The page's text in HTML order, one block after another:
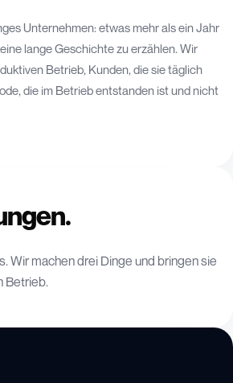
Unternehmen: etwas mehr als ein Jahr
lange Geschichte zu erzählen. Wir
Betrieb, Kunden, die sie täglich
die im Betrieb entstanden ist und nicht
Wir machen drei Dinge und bringen sie
Betrieb.